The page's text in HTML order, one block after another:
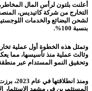
أعلنت بلتون لرأس المال
التخارج من شركة كاتيديس،
بنسبة 100%.
وتمثل هذه الخطوة أول عملية
وثالث عملية منذ تأسيسها، مما
وتحقيق النمو المستدام عبر
ومنذ